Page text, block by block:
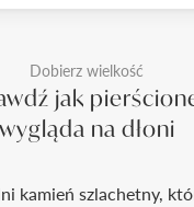
Dobierz wielkość
jak
wygląda na dłoni
kamień szlachetny,